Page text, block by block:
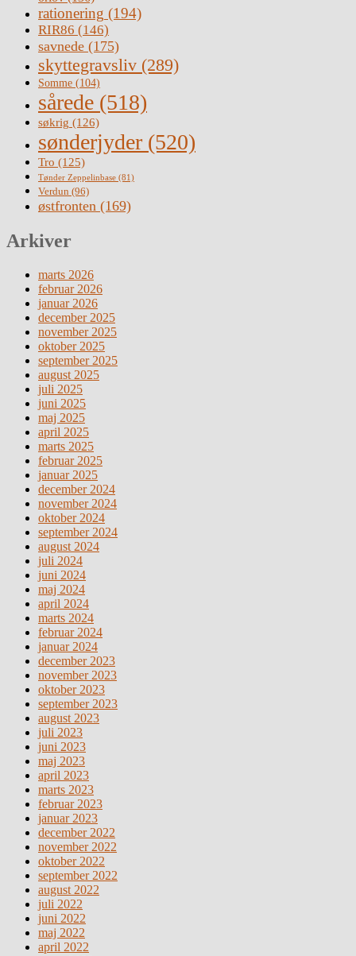
rationering (194)
RIR86 (146)
savnede (175)
skyttegravsliv (289)
Somme (104)
sårede (518)
søkrig (126)
sønderjyder (520)
Tro (125)
Tønder Zeppelinbase (81)
Verdun (96)
østfronten (169)
Arkiver
marts 2026
februar 2026
januar 2026
december 2025
november 2025
oktober 2025
september 2025
august 2025
juli 2025
juni 2025
maj 2025
april 2025
marts 2025
februar 2025
januar 2025
december 2024
november 2024
oktober 2024
september 2024
august 2024
juli 2024
juni 2024
maj 2024
april 2024
marts 2024
februar 2024
januar 2024
december 2023
november 2023
oktober 2023
september 2023
august 2023
juli 2023
juni 2023
maj 2023
april 2023
marts 2023
februar 2023
januar 2023
december 2022
november 2022
oktober 2022
september 2022
august 2022
juli 2022
juni 2022
maj 2022
april 2022